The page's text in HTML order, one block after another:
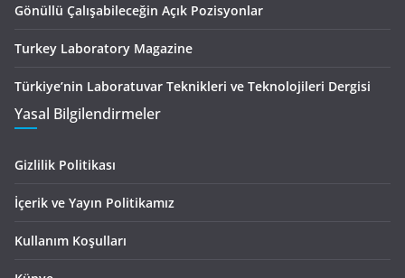
Gönüllü Çalışabileceğin Açık Pozisyonlar
Turkey Laboratory Magazine
Türkiye’nin Laboratuvar Teknikleri ve Teknolojileri Dergisi
Yasal Bilgilendirmeler
Gizlilik Politikası
İçerik ve Yayın Politikamız
Kullanım Koşulları